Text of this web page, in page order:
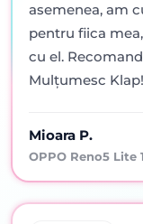
asemenea, am
pentru fiica
cu el.
Mulțumesc Klap!
Mioara P.
OPPO Reno5 Lite